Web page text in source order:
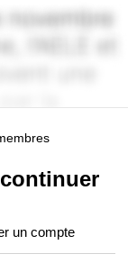
un compte